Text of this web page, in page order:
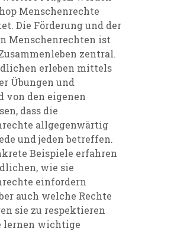
Menschenrechte
Die Förderung und der
Menschenrechten ist
zentral.
erleben mittels
Übungen und
von den eigenen
dass die
allgegenwärtig
und jeden betreffen.
Beispiele erfahren
wie sie
einfordern
auch welche Rechte
sie zu respektieren
lernen wichtige